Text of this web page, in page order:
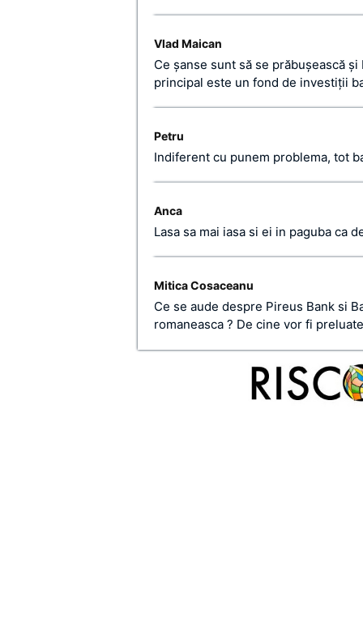
Vlad Maican
Ce şanse sunt să se prăbuşească
principal este un fond de investiţii
Petru
Indiferent cu punem problema, tot
Anca
Lasa sa mai iasa si ei in paguba ca
Mitica Cosaceanu
Ce se aude despre Pireus Bank si
romaneasca ? De cine vor fi